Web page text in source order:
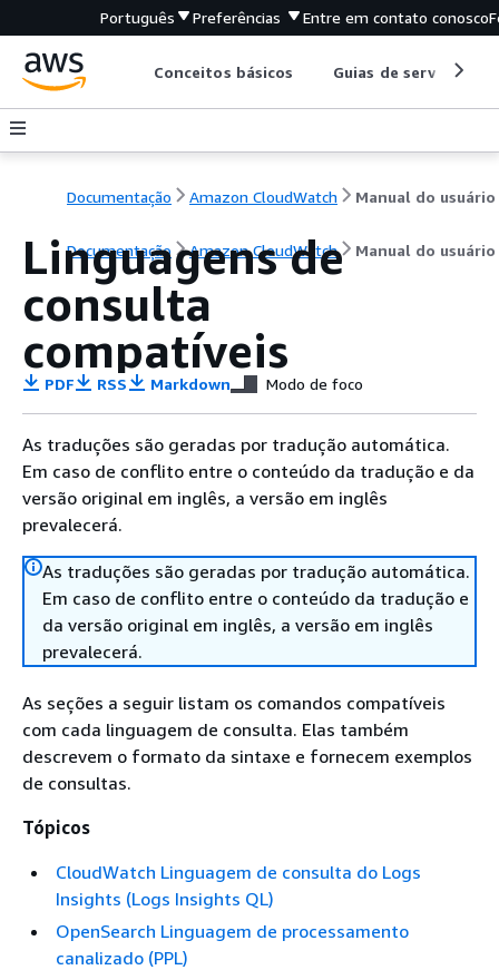
Português Preferências Entre em contato conosco
Conceitos básicos Guias de serviço
Documentação Amazon CloudWatch Manual do usuário
Documentação Amazon CloudWatch Manual do usuário
Linguagens de
consulta
compatíveis
PDF RSS Markdown Modo de foco
As traduções são geradas por tradução automática.
Em caso de conflito entre o conteúdo da tradução e da
versão original em inglês, a versão em inglês
prevalecerá.
As traduções são geradas por tradução automática.
Em caso de conflito entre o conteúdo da tradução e
da versão original em inglês, a versão em inglês
prevalecerá.
As seções a seguir listam os comandos compatíveis
com cada linguagem de consulta. Elas também
descrevem o formato da sintaxe e fornecem exemplos
de consultas.
Tópicos
CloudWatch Linguagem de consulta do Logs
Insights (Logs Insights QL)
OpenSearch Linguagem de processamento
canalizado (PPL)